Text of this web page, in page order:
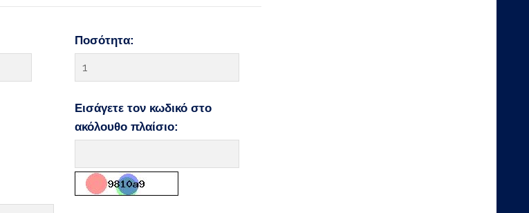
Ποσότητα:
Εισάγετε τον κωδικό στο
ακόλουθο πλαίσιο: